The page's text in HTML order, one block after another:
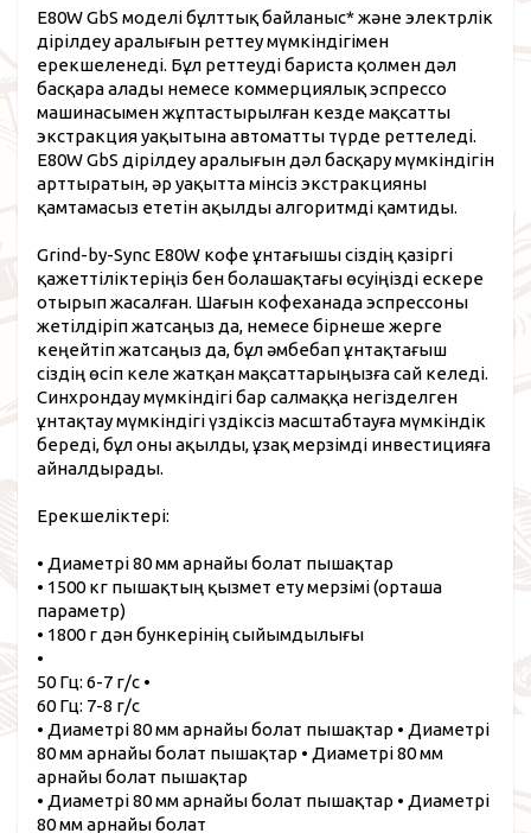
E80W GbS моделі бұлттық байланыс* және электрлік
дірілдеу аралығын реттеу мүмкіндігімен
ерекшеленеді. Бұл реттеуді бариста қолмен дәл
басқара алады немесе коммерциялық эспрессо
машинасымен жұптастырылған кезде мақсатты
экстракция уақытына автоматты түрде реттеледі.
E80W GbS дірілдеу аралығын дәл басқару мүмкіндігін
арттыратын, әр уақытта мінсіз экстракцияны
қамтамасыз ететін ақылды алгоритмді қамтиды.
Grind-by-Sync E80W кофе ұнтағышы сіздің қазіргі
қажеттіліктеріңіз бен болашақтағы өсуіңізді ескере
отырып жасалған. Шағын кофеханада эспрессоны
жетілдіріп жатсаңыз да, немесе бірнеше жерге
кеңейтіп жатсаңыз да, бұл әмбебап ұнтақтағыш
сіздің өсіп келе жатқан мақсаттарыңызға сай келеді.
Синхрондау мүмкіндігі бар салмаққа негізделген
ұнтақтау мүмкіндігі үздіксіз масштабтауға мүмкіндік
береді, бұл оны ақылды, ұзақ мерзімді инвестицияға
айналдырады.
Ерекшеліктері:
• Диаметрі 80 мм арнайы болат пышақтар
• 1500 кг пышақтың қызмет ету мерзімі (орташа
параметр)
• 1800 г дән бункерінің сыйымдылығы
•
50 Гц: 6-7 г/с •
60 Гц: 7-8 г/с
• Диаметрі 80 мм арнайы болат пышақтар • Диаметрі
80 мм арнайы болат пышақтар • Диаметрі 80 мм
арнайы болат пышақтар
• Диаметрі 80 мм арнайы болат пышақтар • Диаметрі
80 мм арнайы болат